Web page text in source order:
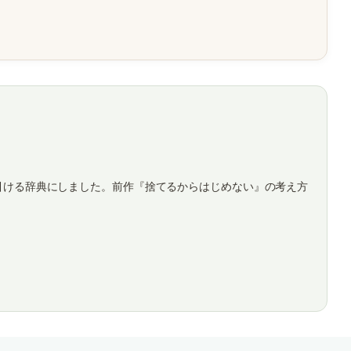
る辞典にしました。前作『捨てるからはじめない』の考え方